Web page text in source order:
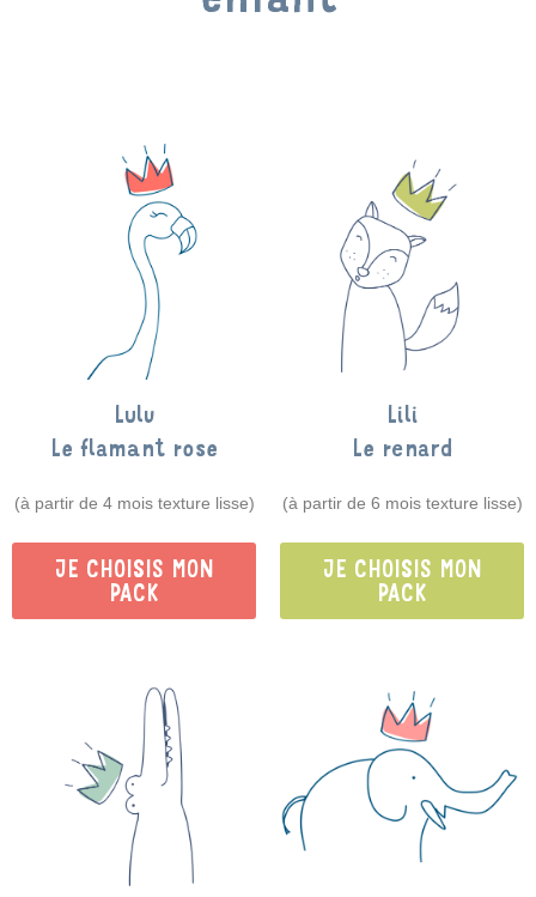
Lulu
Le flamant rose
(à partir de 4 mois texture lisse)
JE CHOISIS MON
PACK
Lili
Le renard
(à partir de 6 mois texture lisse)
JE CHOISIS MON
PACK